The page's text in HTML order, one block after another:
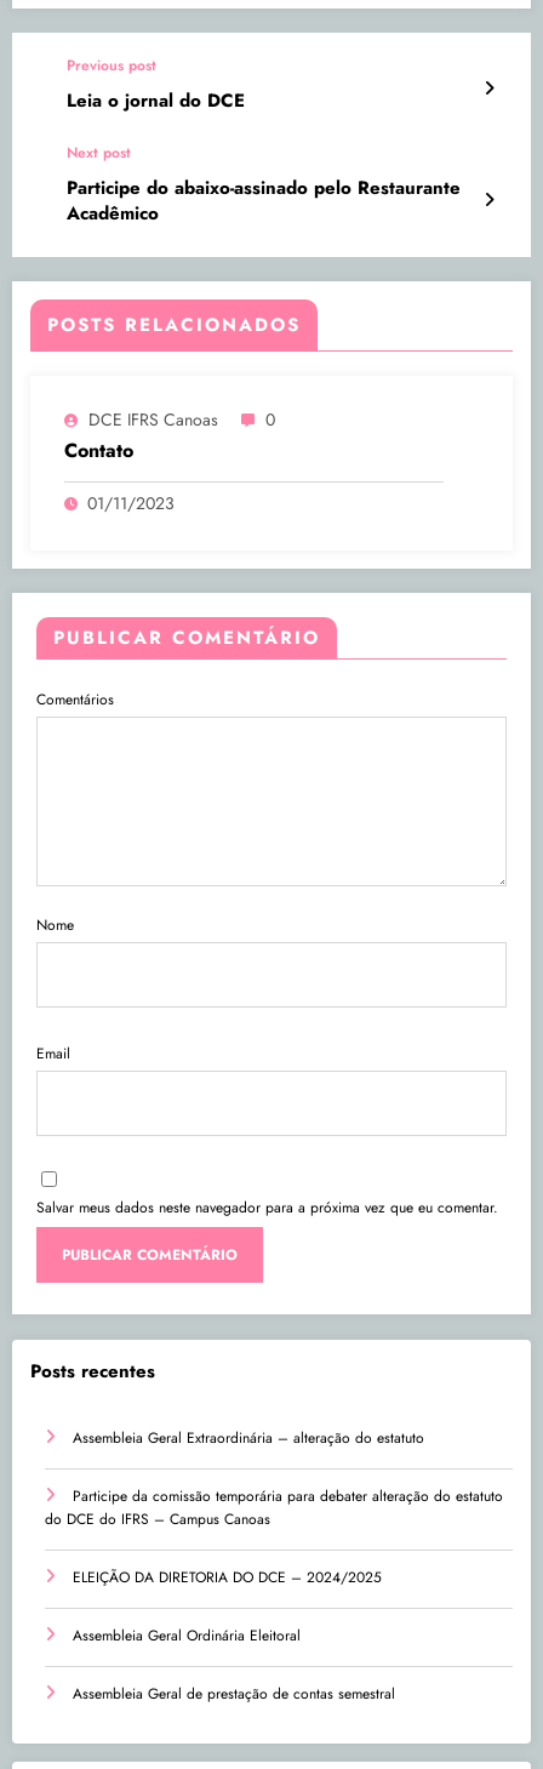
Previous post
Leia o jornal do DCE
Next post
Participe do abaixo-assinado pelo Restaurante
Acadêmico
POSTS RELACIONADOS
DCE IFRS Canoas 0
Contato
01/11/2023
PUBLICAR COMENTÁRIO
Comentários
Nome
Email
Salvar meus dados neste navegador para a próxima vez que eu comentar.
Posts recentes
Assembleia Geral Extraordinária – alteração do estatuto
Participe da comissão temporária para debater alteração do estatuto
do DCE do IFRS – Campus Canoas
ELEIÇÃO DA DIRETORIA DO DCE – 2024/2025
Assembleia Geral Ordinária Eleitoral
Assembleia Geral de prestação de contas semestral